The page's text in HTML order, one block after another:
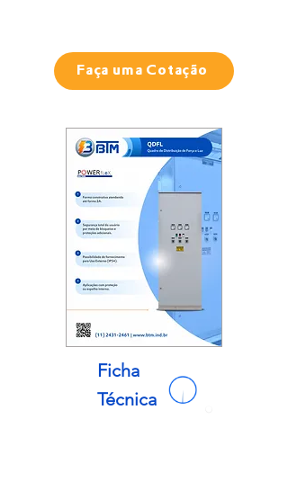
Faça uma Cotação
Ficha
Técnica